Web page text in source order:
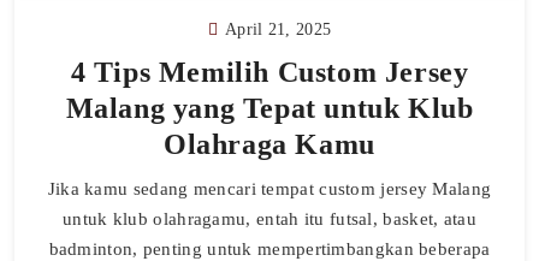
April 21, 2025
4 Tips Memilih Custom Jersey
Malang yang Tepat untuk Klub
Olahraga Kamu
Jika kamu sedang mencari tempat custom jersey Malang
untuk klub olahragamu, entah itu futsal, basket, atau
badminton, penting untuk mempertimbangkan beberapa